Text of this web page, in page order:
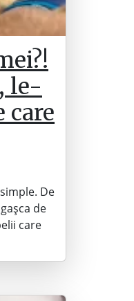
le-
care
De
de
care